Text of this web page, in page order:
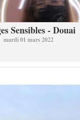
Sensibles - Douai
mardi 01 mars 2022